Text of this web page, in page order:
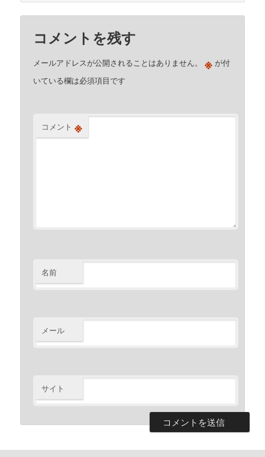
コメントを残す
メールアドレスが公開されることはありません。 ※ が付
いている欄は必須項目です
コメント ※
名前
メール
サイト